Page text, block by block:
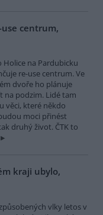
centrum,
Holice na Pardubicku
re-use centrum. Ve
dvoře ho plánuje
na podzim. Lidé tam
věci, které někdo
moci přinést
druhý život. ČTK to
kraji ubylo,
vlky letos v